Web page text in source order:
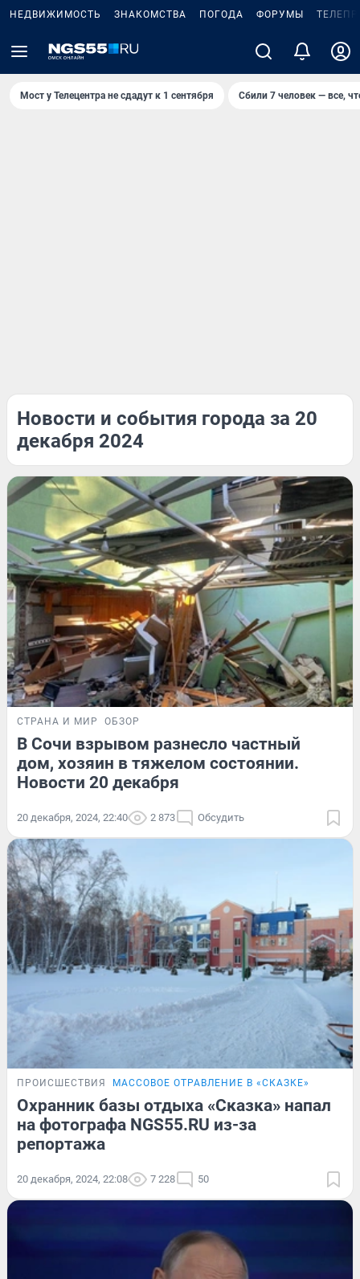
НЕДВИЖИМОСТЬ ЗНАКОМСТВА ПОГОДА ФОРУМЫ
Мост у Телецентра не сдадут к 1 сентября Сбили 7 человек — все,
Новости и события города за 20
декабря 2024
СТРАНА И МИР ОБЗОР
В Сочи взрывом разнесло частный
дом, хозяин в тяжелом состоянии.
Новости 20 декабря
20 декабря, 2024, 22:40 2 873 Обсудить
ПРОИСШЕСТВИЯ МАССОВОЕ ОТРАВЛЕНИЕ В «СКАЗКЕ»
Охранник базы отдыха «Сказка» напал
на фотографа NGS55.RU из-за
репортажа
20 декабря, 2024, 22:08 7 228 50